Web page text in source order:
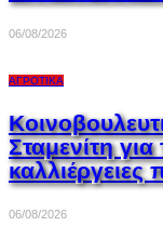
06/08/2026
ΑΓΡΟΤΙΚΆ
Σταμενίτη
06/08/2026